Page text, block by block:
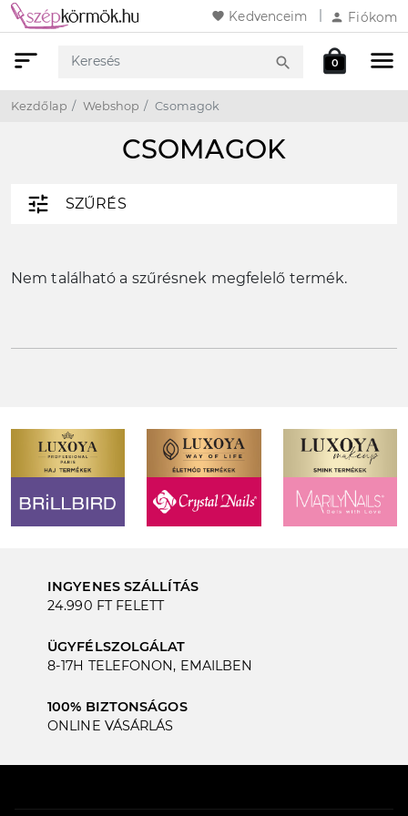
favorite Kedvenceim person Fiókom
menu
sort
Webshop
search
Keresés
local_mall
Kosár
0
Kezdőlap Webshop Csomagok
CSOMAGOK
tune SZŰRÉS
Nem található a szűrésnek megfelelő termék.
INGYENES SZÁLLÍTÁS
24.990 FT FELETT
ÜGYFÉLSZOLGÁLAT
8-17H TELEFONON, EMAILBEN
100% BIZTONSÁGOS
ONLINE VÁSÁRLÁS